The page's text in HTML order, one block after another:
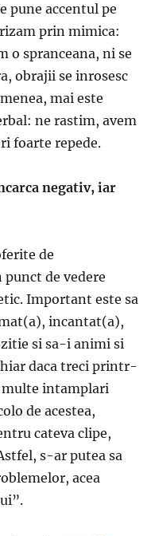
pune accentul pe
prin mimica:
o spranceana, ni se
obrajii se inrosesc
mai este
ne rastim, avem
foarte repede.
negativ, iar
de
de vedere
Important este sa
incantat(a),
si sa-i animi si
daca treci printr-
multe intamplari
de acestea,
cateva clipe,
s-ar putea sa
acea